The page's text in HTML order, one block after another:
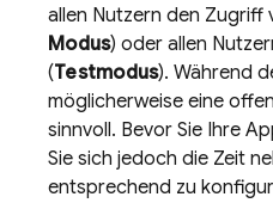
allen Nutzern den Zugriff
Modus) oder allen
(Testmodus). Während
möglicherweise eine
sinnvoll. Bevor Sie Ihre
Sie sich jedoch die Zeit
entsprechend zu